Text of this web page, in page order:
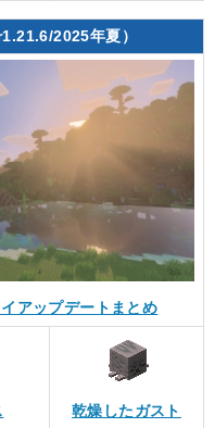
2025年夏）
アップデートまとめ
乾燥したガスト